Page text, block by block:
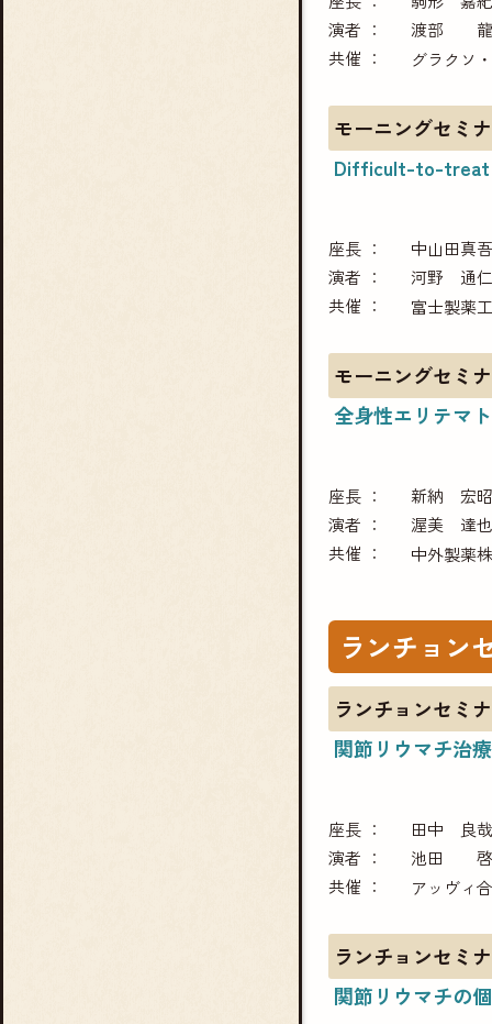
演者
渡部 龍
共催
グラクソ
モーニングセミ
Difficult-to-treat
座長
中山田真吾
演者
河野 通仁
共催
富士製薬
モーニングセミ
全身性エリテマ
座長
新納 宏昭
演者
渥美 達也
共催
中外製薬
ランチョン
ランチョンセミ
関節リウマチ治
座長
田中 良哉
演者
池田 啓
共催
アッヴィ
ランチョンセミ
関節リウマチの